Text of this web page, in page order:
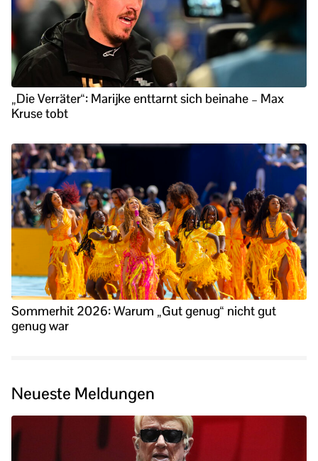
„Die Verräter“: Marijke enttarnt sich beinahe – Max
Kruse tobt
Sommerhit 2026: Warum „Gut genug“ nicht gut
genug war
Neueste Meldungen